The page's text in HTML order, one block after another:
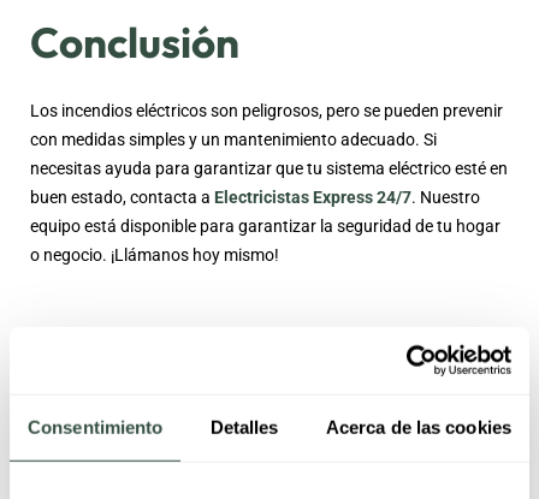
Consentimiento Detalles Acerca de las cookies
Conclusión
Los incendios eléctricos son peligrosos, pero se pueden prevenir
con medidas simples y un mantenimiento adecuado. Si
necesitas ayuda para garantizar que tu sistema eléctrico esté en
buen estado, contacta a Electricistas Express 24/7. Nuestro
equipo está disponible para garantizar la seguridad de tu hogar
o negocio. ¡Llámanos hoy mismo!
¿Dónde Instalar un Detector de